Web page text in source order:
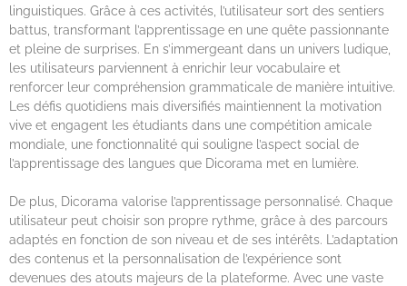
linguistiques. Grâce à ces activités, l’utilisateur sort des sentiers
battus, transformant l’apprentissage en une quête passionnante
et pleine de surprises. En s’immergeant dans un univers ludique,
les utilisateurs parviennent à enrichir leur vocabulaire et
renforcer leur compréhension grammaticale de manière intuitive.
Les défis quotidiens mais diversifiés maintiennent la motivation
vive et engagent les étudiants dans une compétition amicale
mondiale, une fonctionnalité qui souligne l’aspect social de
l’apprentissage des langues que Dicorama met en lumière.
De plus, Dicorama valorise l’apprentissage personnalisé. Chaque
utilisateur peut choisir son propre rythme, grâce à des parcours
adaptés en fonction de son niveau et de ses intérêts. L’adaptation
des contenus et la personnalisation de l’expérience sont
devenues des atouts majeurs de la plateforme. Avec une vaste